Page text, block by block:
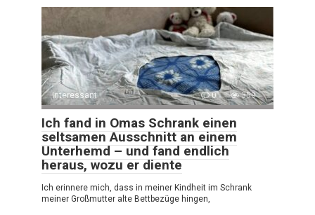
Interessant 0 359
Ich fand in Omas Schrank einen
seltsamen Ausschnitt an einem
Unterhemd – und fand endlich
heraus, wozu er diente
Ich erinnere mich, dass in meiner Kindheit im Schrank
meiner Großmutter alte Bettbezüge hingen,